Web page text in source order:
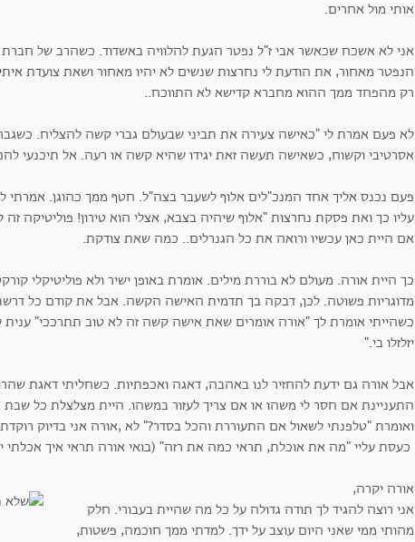
אותי מול אחרים.
אני לא אשכח שכאשר אבי ז"ל נפטר הגעת להלוויה באשדוד. כשהרב של
הנפטר מאחור, את הודעת לי נחרצות שנשים לא יהיו מאחור ושאת צועדת
רק מהפחד ממך ההוא מחברא קדישא לא התווכח..
לא פעם אמרת לי "כאישה צעירה את תביני שבעולם גברי קשה להצליח. כשגבר
אסרטיבי וקשוח, כשאישה תעשה זאת יגידו שהיא קשה או רעה. אל תיכנעי
פעם נכנס אליך אחד המנכ"לים אלוף לשעבר בצה"ל. חטף ממך כהוגן. אמרתי
עליו כך ואת פסקת נחרצות "אלוף שיהיה בצבא, אצלי הוא טירון! פוליטיקה
אם היית כאן עכשיו ורואה את כל הגנרלים.. כמה שאת צודקת.
כך היית אורה. מעולם לא בוררת מילים. אומרת באופן ישיר ולא פוליטיקלי
מדוגריות פשוטה. לכן, דבקה בך תדמית האישה הקשה. אבל את קודם כל
כשהייתי אומרת לך "אורה אומרים שאת אישה קשה זה לא טוב תתרככי" ענית
יזלזלו בי."
אבל אורה גם ידעת להחזיר לנו באהבה, דאגה ואכפתיות. כשחליתי דאגת
התעניינת אם חסר לי משהו או אם צריך לעזור במשהו. היית מצלצלת כל
ואומרת "טלפנתי לשאול אם התעוררת והכל בסדר?" לא ,אורה אני בדיוק
כעסת עליי "מה את אוכלת, תראי כמה את רזה" (בואי אורה תראי איך אכלתי יפה מאז 10 ק"ג
אורה יקרה,
אני רוצה להגיד לך תודה גדולה על כל מה שהיית בעבורי. חלק
מהותי ממי שאני היום עוצב על ידך. למדתי ממך חוכמה, פשטות,